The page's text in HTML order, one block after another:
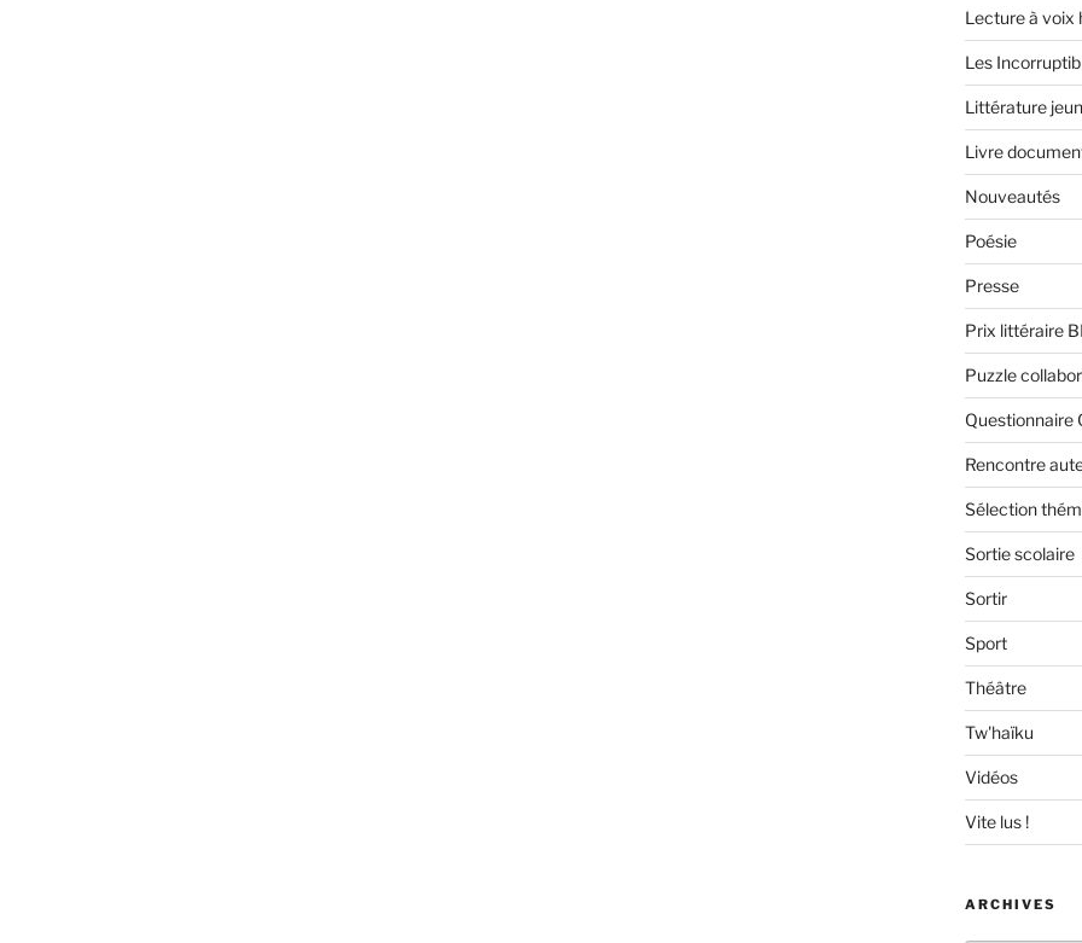
Lecture à voix
Les
Littérature
Livre
Nouveautés
Poésie
Presse
Prix littéraire
Puzzle
Questionnaire
Rencontre
Sélection
Sortie scolaire
Sortir
Sport
Théâtre
Tw'haïku
Vidéos
Vite lus !
ARCHIVES